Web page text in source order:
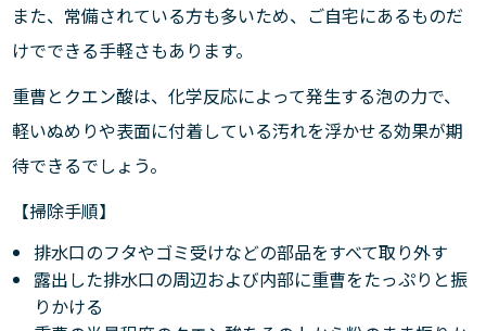
また、常備されている方も多いため、ご自宅にあるものだ
けでできる手軽さもあります。
重曹とクエン酸は、化学反応によって発生する泡の力で、
軽いぬめりや表面に付着している汚れを浮かせる効果が期
待できるでしょう。
【掃除手順】
排水口のフタやゴミ受けなどの部品をすべて取り外す
露出した排水口の周辺および内部に重曹をたっぷりと振
りかける